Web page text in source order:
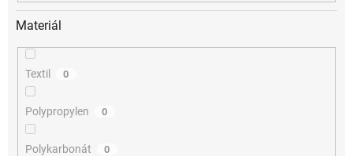
Materiál
Textil 0
Polypropylen 0
Polykarbonát 0